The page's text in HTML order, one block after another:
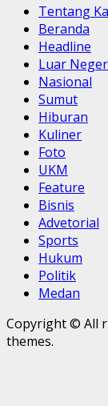
Tentang
Beranda
Headline
Luar
Nasional
Sumut
Hiburan
Kuliner
Foto
UKM
Feature
Bisnis
Advetorial
Sports
Hukum
Politik
Medan
Copyright © All
themes.